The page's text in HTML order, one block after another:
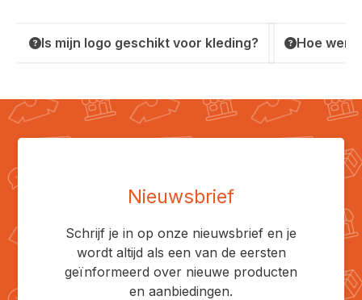
Is mijn logo geschikt voor kleding? Hoe
Nieuwsbrief
Schrijf je in op onze nieuwsbrief en je
wordt altijd als een van de eersten
geïnformeerd over nieuwe producten
en aanbiedingen.